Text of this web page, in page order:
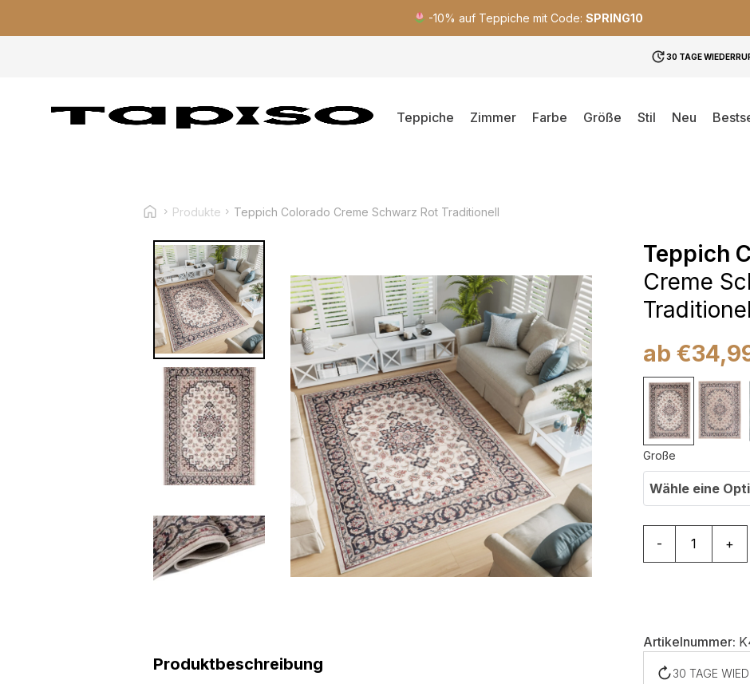
-10% auf Teppiche mit Code:SPRING10
30 TAGE
Teppiche Zimmer Farbe Größe Stil Neu
Produkte Teppich Colorado Creme Schwarz Rot Traditionell
Produktbeschreibung
Teppich
Creme
ab €
Große
Wähle eine
- +
Artikelnummer:
30 TAGE